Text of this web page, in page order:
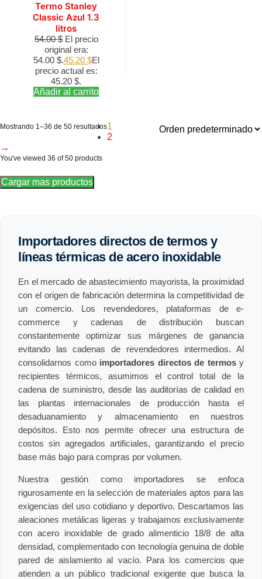
Termo Stanley
Classic Azul 1.3
litros
54.00$ El precio
original era:
54.00 $.45.20 $El
precio actual es:
45.20 $.
Añadir al carrito
Mostrando 1–36 de 50 resultados1
2
→
You've viewed 36 of 50 products
Cargar mas productos
Importadores directos de termos y
líneas térmicas de acero inoxidable
En el mercado de abastecimiento mayorista, la proximidad
con el origen de fabricación determina la competitividad de
un comercio. Los revendedores, plataformas de e-
commerce y cadenas de distribución buscan
constantemente optimizar sus márgenes de ganancia
evitando las cadenas de revendedores intermedios. Al
consolidarnos como importadores directos de termosy
recipientes térmicos, asumimos el control total de la
cadena de suministro, desde las auditorías de calidad en
las plantas internacionales de producción hasta el
desaduanamiento y almacenamiento en nuestros
depósitos. Esto nos permite ofrecer una estructura de
costos sin agregados artificiales, garantizando el precio
base más bajo para compras por volumen.
Nuestra gestión como importadores se enfoca
rigurosamente en la selección de materiales aptos para las
exigencias del uso cotidiano y deportivo. Descartamos las
aleaciones metálicas ligeras y trabajamos exclusivamente
con acero inoxidable de grado alimenticio 18/8 de alta
densidad, complementado con tecnología genuina de doble
pared de aislamiento al vacío. Para los comercios que
atienden a un público tradicional exigente que busca la